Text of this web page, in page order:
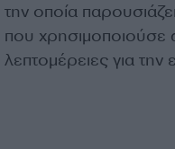
την οποία
που χρησιμοποιούσε
λεπτομέρειες για την